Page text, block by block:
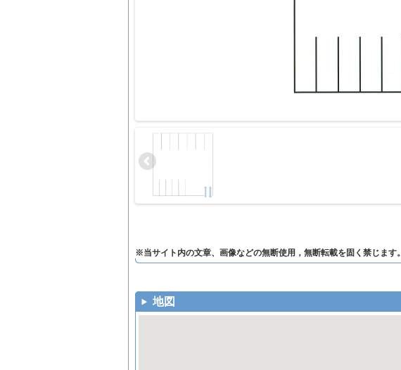
※当サイト内の文章、画像などの無断使用，無断転載を固く禁じます。
地図